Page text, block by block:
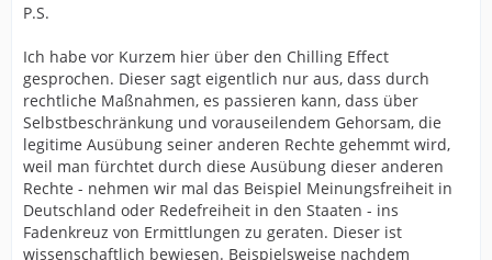
geht nicht nur um Pyro und Gewalt. Das sind nur
Vorwände. Es geht darum den Datenschutz in
Deutschland immer und immer weiter aufzuweichen,
weil er für die Verfolgungsbehörden lästig ist. Aber das
Recht auf informationelle Selbstbestimmung ist ein
Grundrecht und wenn ich die Pläne der Innenminister
anschaue, ins Besondere beim Einsatz von Palantir,
dann ist da gar nichts mehr selbstbestimmt.
P.S.
Ich habe vor Kurzem hier über den Chilling Effect
gesprochen. Dieser sagt eigentlich nur aus, dass durch
rechtliche Maßnahmen, es passieren kann, dass über
Selbstbeschränkung und vorauseilendem Gehorsam, die
legitime Ausübung seiner anderen Rechte gehemmt wird,
weil man fürchtet durch diese Ausübung dieser anderen
Rechte - nehmen wir mal das Beispiel Meinungsfreiheit in
Deutschland oder Redefreiheit in den Staaten - ins
Fadenkreuz von Ermittlungen zu geraten. Dieser ist
wissenschaftlich bewiesen. Beispielsweise nachdem